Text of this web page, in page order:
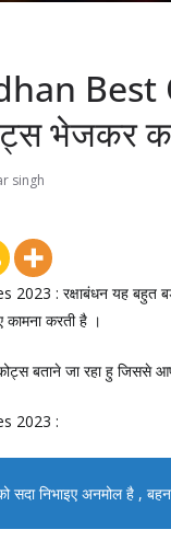
Best
भेजकर
singh
: रक्षाबंधन यह बहुत
करती है ।
बताने जा रहा हु
2023 :
सदा निभाइए अनमोल है ,